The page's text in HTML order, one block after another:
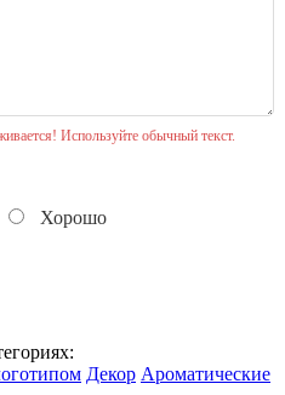
Используйте обычный текст.
Хорошо
Декор Ароматические